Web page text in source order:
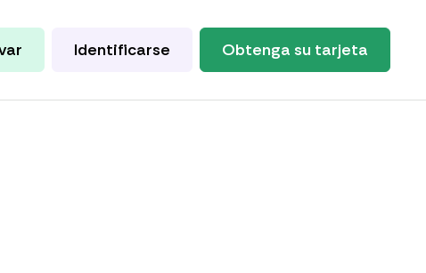
Identificarse Obtenga su tarjeta